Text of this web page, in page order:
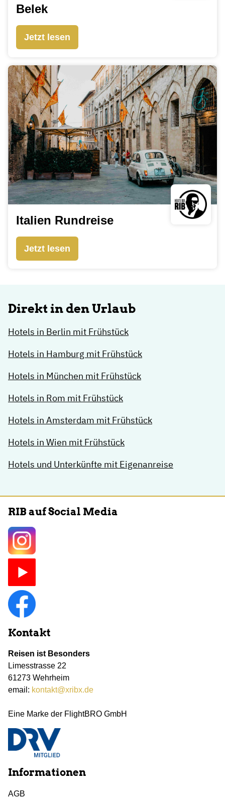
Belek
Jetzt lesen
Italien Rundreise
Jetzt lesen
Direkt in den Urlaub
Hotels in Berlin mit Frühstück
Hotels in Hamburg mit Frühstück
Hotels in München mit Frühstück
Hotels in Rom mit Frühstück
Hotels in Amsterdam mit Frühstück
Hotels in Wien mit Frühstück
Hotels und Unterkünfte mit Eigenanreise
RIB auf Social Media
Kontakt
Reisen ist Besonders
Limesstrasse 22
61273 Wehrheim
email: kontakt@xribx.de
Eine Marke der FlightBRO GmbH
Informationen
AGB